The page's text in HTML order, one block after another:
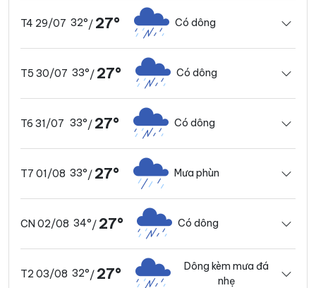
T4 29/07 32°/ 27° Có dông
T5 30/07 33°/ 27° Có dông
T6 31/07 33°/ 27° Có dông
T7 01/08 33°/ 27° Mưa phùn
CN 02/08 34°/ 27° Có dông
T2 03/08 32°/ 27°
Dông kèm mưa đá
nhẹ